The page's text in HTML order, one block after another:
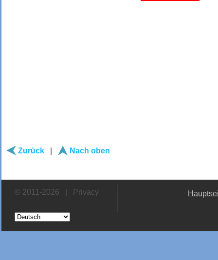
Zurück Nach oben
© 2011-2026 | Privacy